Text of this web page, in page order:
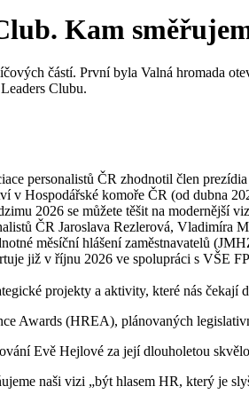
Kam
částí. První byla Valná hromada
Clubu.
personalistů ČR zhodnotil člen prezídia
v Hospodářské komoře ČR (od dubna
2026 se můžete těšit na modernější
ČR Jaroslava Rezlerová, Vladimíra
měsíční hlášení zaměstnavatelů
již v říjnu 2026 ve spolupráci s VŠE
projekty a aktivity, které nás čekají
Awards (HREA), plánovaných
Evě Hejlové za její dlouholetou
naši vizi „být hlasem HR, který je